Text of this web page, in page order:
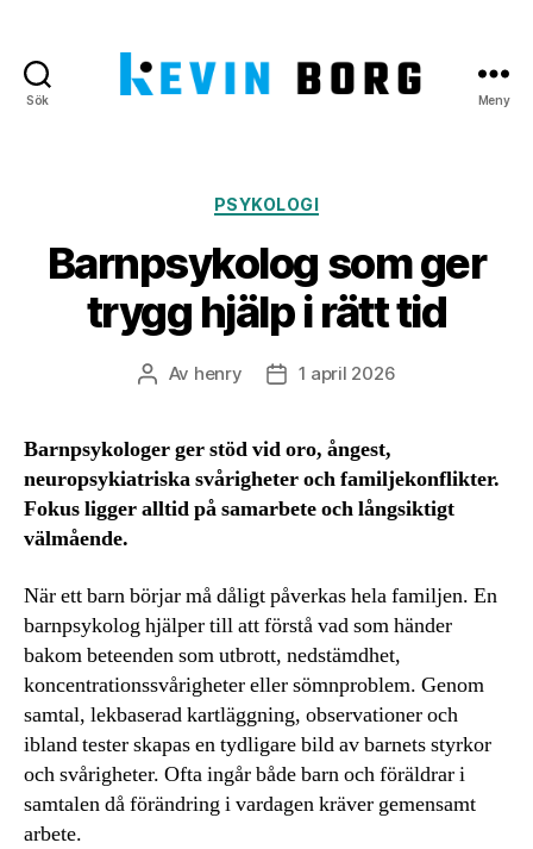
Sök Meny
Kategorier
PSYKOLOGI
Barnpsykolog som ger
trygg hjälp i rätt tid
Inläggsförfattare
Av henry Inläggsdatum
1 april 2026
Barnpsykologer ger stöd vid oro, ångest,
neuropsykiatriska svårigheter och familjekonflikter.
Fokus ligger alltid på samarbete och långsiktigt
välmående.
När ett barn börjar må dåligt påverkas hela familjen. En
barnpsykolog hjälper till att förstå vad som händer
bakom beteenden som utbrott, nedstämdhet,
koncentrationssvårigheter eller sömnproblem. Genom
samtal, lekbaserad kartläggning, observationer och
ibland tester skapas en tydligare bild av barnets styrkor
och svårigheter. Ofta ingår både barn och föräldrar i
samtalen då förändring i vardagen kräver gemensamt
arbete.